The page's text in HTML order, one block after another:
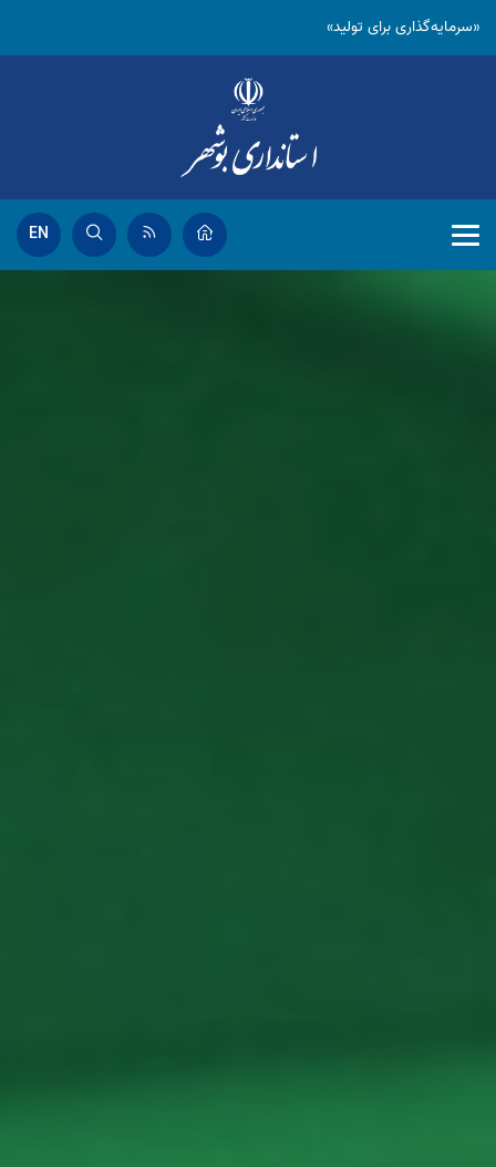
«سرمایه‌گذاری برای تولید»
EN